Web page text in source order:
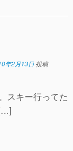
年2月13日 投稿
スキー行ってた